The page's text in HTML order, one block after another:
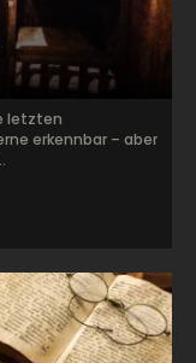
letzten
erkennbar – aber